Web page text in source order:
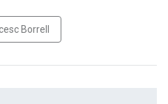
Borrell